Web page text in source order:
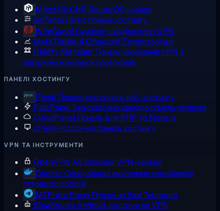
MikroTik CHR RouterOS у хмарі
aaPanelЛегка панель хостингу
WireGuard Сучасне, швидке ядро VPN
MetaTrader 4 Стандарт Forex-торгівлі
Hiddify Manager Панель керування VPN з
підтримкою кількох протоколів
ПАНЕЛІ ХОСТИНГУ
Plesk Повноцінна панель веб-хостингу
FastPanelБезкоштовна швидка панель сервера
CloudPanel Панель для PHP та Node.js
cPanelКласична панель хостингу
VPN ТА ІНСТРУМЕНТИ
OpenVPN AS Власний VPN-сервер
Docker Середовище виконання контейнерів,
готове до роботи
MTProto Proxy Проксі на базі Telegram
BlueStacks Android-додатки на VPS